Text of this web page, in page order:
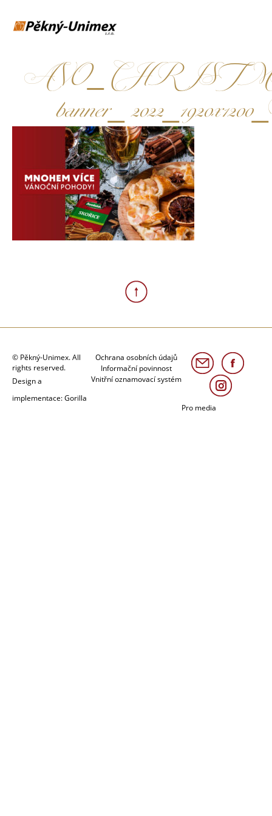
banner_
© Pěkný-Unimex. All
rights reserved.
Design a
implementace: Gorilla
Ochrana osobních údajů
Informační povinnost
Vnitřní oznamovací systém
Pro media